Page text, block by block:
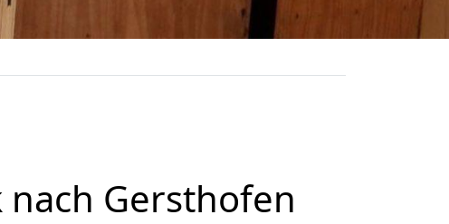
Gersthofen